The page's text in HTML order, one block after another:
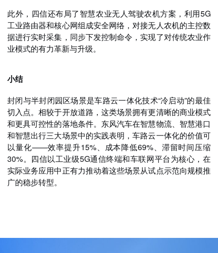
此外，四信还布局了智慧农业无人驾驶农机方案，利用5G
工业路由器和核心网组成安全网络，对接无人农机的主控数
据进行实时采集，同步下发控制命令，实现了对传统农业作
业模式的有力革新与升级。
小结
封闭与半封闭园区场景是车路云一体化技术“冷启动”的最佳
切入点。相较于开放道路，这类场景拥有更清晰的商业模式
和更具可控性的落地条件。东风汽车在智慧物流、智慧港口
和智慧出行三大场景中的实践表明，车路云一体化的价值可
以量化——效率提升15%、成本降低69%、滞留时间压缩
30%。四信以工业级5G通信终端和车联网平台为核心，在
实际业务应用中正有力推动着这些场景从试点示范向规模推
广的稳步转型。